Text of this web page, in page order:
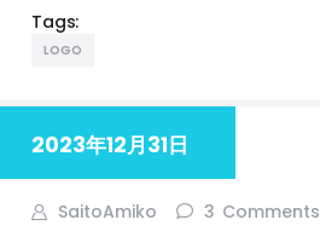
Tags:
LOGO
2023年12月31日
SaitoAmiko 3 Comments